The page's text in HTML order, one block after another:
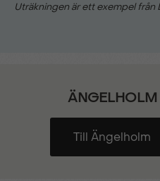
Uträkningen är ett exempel från
ÄNGELHOLM
Till Ängelholm